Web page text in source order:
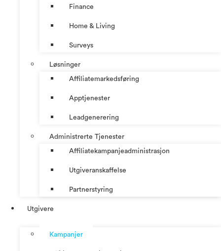
Finance
Home & Living
Surveys
Løsninger
Affiliatemarkedsføring
Apptjenester
Leadgenerering
Administrerte Tjenester
Affiliatekampanjeadministrasjon
Utgiveranskaffelse
Partnerstyring
Utgivere
Kampanjer